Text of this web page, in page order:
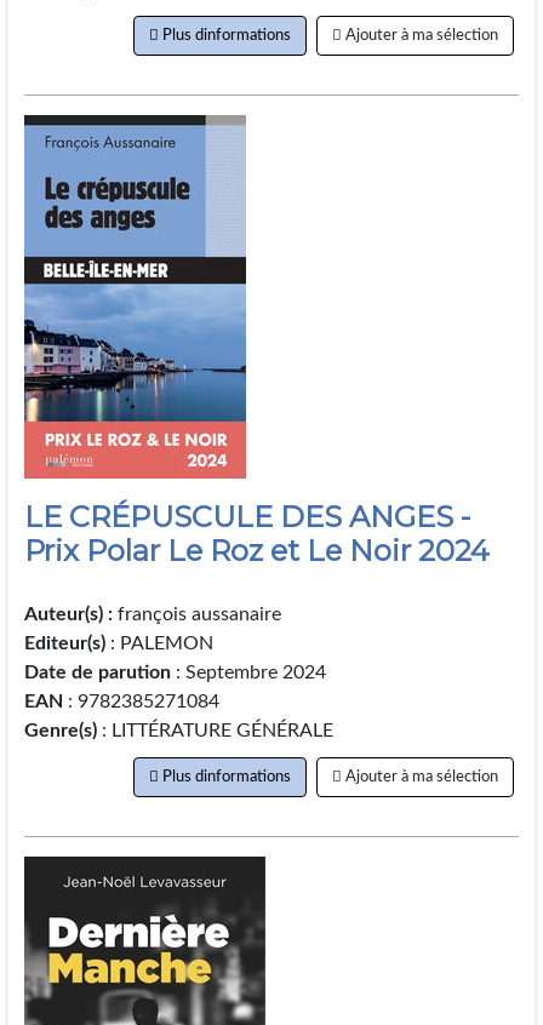
Plus dinformations Ajouter à ma sélection
LE CRÉPUSCULE DES ANGES -
Prix Polar Le Roz et Le Noir 2024
Auteur(s) :françois aussanaire
Editeur(s) : PALEMON
Date de parution: Septembre 2024
EAN : 9782385271084
Genre(s): LITTÉRATURE GÉNÉRALE
Plus dinformations Ajouter à ma sélection